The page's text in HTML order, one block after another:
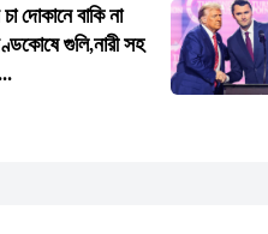
দোকানে বাকি না
গুলি,নারী সহ